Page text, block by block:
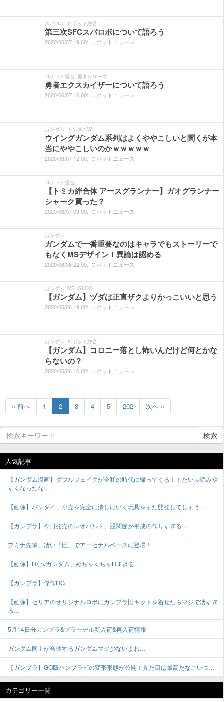
スパロボ ロボット総合
第三次SFCスパロボについて語ろう
2020/06/07 19:00: ロボットニュース
ロボット総合 勇者シリーズ
勇者エクスカイザーについて語ろう
2020/06/07 16:00: ロボットニュース
ガンダム ガンダムW
ウイングガンダム系列はよくややこしいと聞くが本
当にややこしいのかｗｗｗｗｗ
2020/06/07 12:00: ロボットニュース
ロボット総合
【トミカ絆合体 アースグランナー】ガオグランナー
シャーク買った？
2020/06/0709:00: ロボットニュース
ガンダム
ガンダムで一番重要なのはキャラでもストーリーで
もなくMSデザイン！異論は認める
2020/06/0622:00: ロボットニュース
ガンダム MS IGLOO
【ガンダム】ヅダは正直ザクよりかっこいいと思う
2020/06/06 19:00: ロボットニュース
ガンダム ロボット総合
【ガンダム】コロニー落とし怖いんだけど何とかな
らないの？
2020/06/06 16:00: ロボットニュース
« 前へ 1 2 3 4 5 202 次へ »
検索
人気記事
【ガンダム漫画】ダブルフェイクが令和の時代に帰ってくる！！だいぶ読みや
すくなったな…
【画像】バンダイ、小売を完全に潰しにいく玩具をまた開発してしまう…
【ガンプラ】今日発売のレオパルド、股関節が平成の作りすぎる…
フミナ先輩、凄い「圧」でアーセナルベースに登場！
【画像】Hなνガンダム、めちゃくちゃHすぎる…
【ガンプラ】傑作HG
【画像】セリアのオリジナルロボにガンプラ旧キットを着せたらマジで凄すぎ
る…
5月14日分ガンプラ&プラモデル新入荷&再入荷情報
ガンダム同士が合体するガンダムマジ少ないよね…
【ガンプラ】GQ版ハンブラビの変形形態が公開！見た目は最高だなこいつ…
カテゴリー一覧